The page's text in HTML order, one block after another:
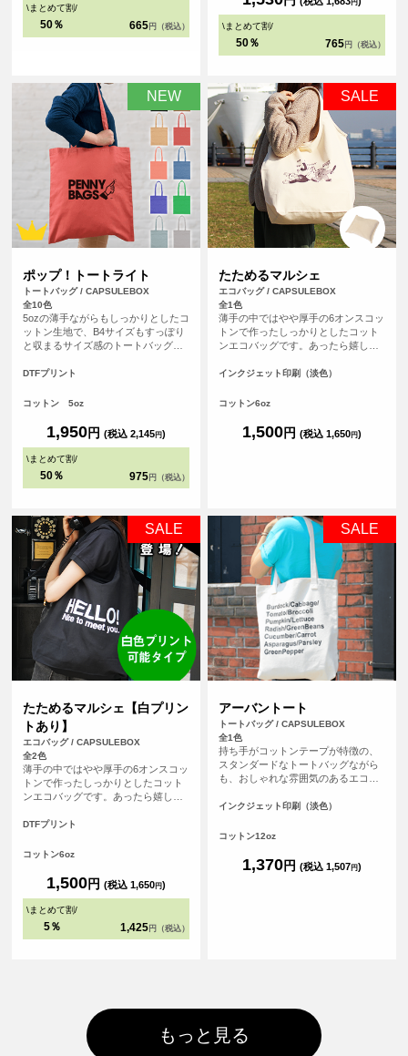
\まとめて割/
50％ 665 円（税込）
円
\まとめて割/
50％ 765 円（税込）
NEW
ポップ！トートライト
トートバッグ / CAPSULEBOX
全10色
5ozの薄手ながらもしっかりとしたコ
ットン生地で、B4サイズもすっぽり
と収まるサイズ感のトートバッグで
ットタイプのトートバッグなので書
も持ち歩きにも便利なトートバッ
ゆったりかけて手を塞がず、老若男
女問わずご使用いただけます。
DTFプリント
コットン 5oz
1,950円 (税込 2,145円)
\まとめて割/
50％ 975 円（税込）
SALE
たためるマルシェ
エコバッグ / CAPSULEBOX
全1色
薄手の中ではやや厚手の6オンスコッ
トンで作ったしっかりとしたコット
ンエコバッグです。あったら嬉しい
ケットに入れればコンパクトにする
り、とてもしっかりとしたエコバッ
からフルカラープリントでオリジナ
ルエコバッグを作ることができま
インクジェット印刷（淡色）
コットン6oz
1,500円 (税込 1,650円)
SALE
たためるマルシェ【白プリン
トあり】
エコバッグ / CAPSULEBOX
全2色
薄手の中ではやや厚手の6オンスコッ
トンで作ったしっかりとしたコット
ンエコバッグです。あったら嬉しい
ケットに入れればコンパクトにする
り、とてもしっかりとしたエコバッ
からフルカラープリントでオリジナ
ルエコバッグを作ることができま
す！（※弊社オリジナルバッグのた
DTFプリント
コットン6oz
1,500円 (税込 1,650円)
\まとめて割/
5％ 1,425 円（税込）
SALE
アーバントート
トートバッグ / CAPSULEBOX
全1色
持ち手がコットンテープが特徴の、
スタンダードなトートバッグながら
も、おしゃれな雰囲気のあるエコバ
余裕をもってかけることが可能で
で、普段のメインバッグとしても使
インクジェット印刷（淡色）
コットン12oz
1,370円 (税込 1,507円)
もっと見る